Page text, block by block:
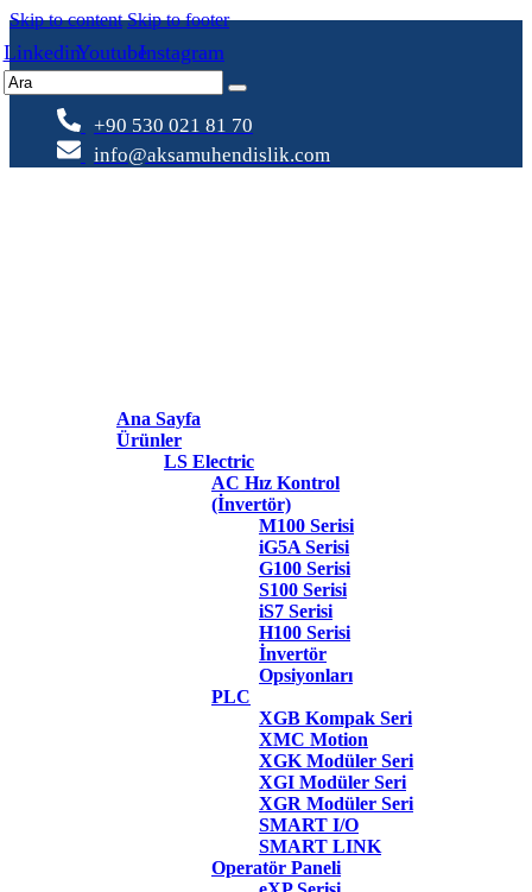
Skip to content Skip to footer
LinkedinYoutubeInstagram
+90 530 021 81 70
info@aksamuhendislik.com
Ana Sayfa
Ürünler
LS Electric
AC Hız Kontrol
(İnvertör)
M100 Serisi
iG5A Serisi
G100 Serisi
S100 Serisi
iS7 Serisi
H100 Serisi
İnvertör
Opsiyonları
PLC
XGB Kompak Seri
XMC Motion
XGK Modüler Seri
XGI Modüler Seri
XGR Modüler Seri
SMART I/O
SMART LINK
Operatör Paneli